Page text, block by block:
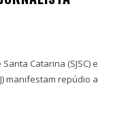
Catarina (SJSC) e
manifestam repúdio a